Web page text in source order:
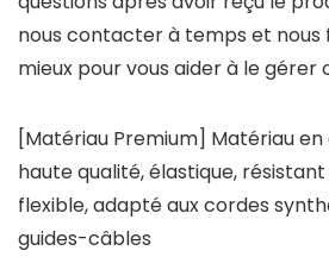
nous contacter à temps et nous
mieux pour vous aider à le
[Matériau Premium] Matériau
haute qualité, élastique, résistant
flexible, adapté aux cordes
guides-câbles